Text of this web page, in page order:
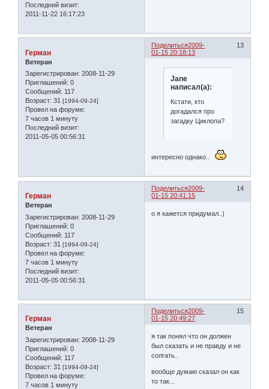
Последний визит:
2011-11-22 16:17:23
Поделиться 13
2009-
01-15 20:18:13
Герман
Ветеран
Зарегистрирован: 2008-11-29
Приглашений: 0
Сообщений: 117
Возраст: 31 [1994-09-24]
Провел на форуме:
7 часов 1 минуту
Последний визит:
2011-05-05 00:56:31
Jane
написал(а):
Кстати, кто
догадался про
загадку Циклопа?
интересно однако..
Поделиться 14
2009-
01-15 20:41:15
Герман
Ветеран
Зарегистрирован: 2008-11-29
Приглашений: 0
Сообщений: 117
Возраст: 31 [1994-09-24]
Провел на форуме:
7 часов 1 минуту
Последний визит:
2011-05-05 00:56:31
о я кажется придумал..)
Поделиться 15
2009-
01-15 20:49:27
Герман
Ветеран
Зарегистрирован: 2008-11-29
Приглашений: 0
Сообщений: 117
Возраст: 31 [1994-09-24]
Провел на форуме:
7 часов 1 минуту
я так понял что он должен
был сказать и не правду и не
солгать..
вообще думаю сказал он как
то так...